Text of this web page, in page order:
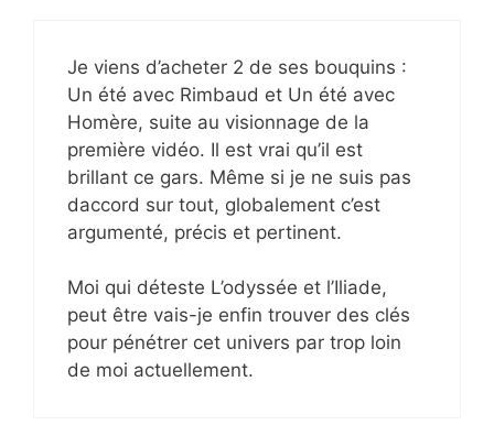
Je viens d’acheter 2 de ses bouquins :
Un été avec Rimbaud et Un été avec
Homère, suite au visionnage de la
première vidéo. Il est vrai qu’il est
brillant ce gars. Même si je ne suis pas
daccord sur tout, globalement c’est
argumenté, précis et pertinent.
Moi qui déteste L’odyssée et l’Iliade,
peut être vais-je enfin trouver des clés
pour pénétrer cet univers par trop loin
de moi actuellement.